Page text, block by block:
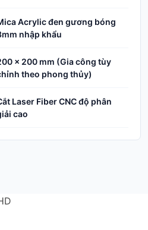
Acrylic đen gương bóng
nhập khẩu
x 200 mm (Gia công tùy
theo phong thủy)
Laser Fiber CNC độ phân
cao